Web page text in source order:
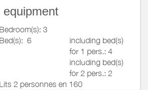
equipment
Bedroom(s): 3
Bed(s): 6
including bed(s)
for 1 pers.: 4
including bed(s)
for 2 pers.: 2
Lits 2 personnes en 160